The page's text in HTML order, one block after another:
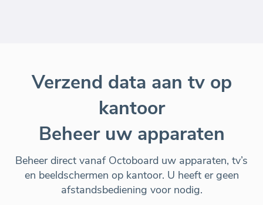
Verzend data aan tv op
kantoor
Beheer uw apparaten
Beheerdirect vanaf Octoboard uw apparaten, tv’s
en beeldschermen op kantoor. U heeft er geen
afstandsbediening voor nodig.